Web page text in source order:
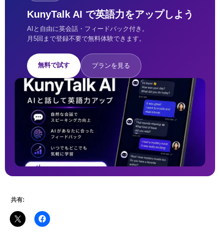
KunyTalk AI で英語力をアップしよう
AIと自由に英会話・フィードバック付き。
月5回まで登録不要で無料体験できます。
無料で試す プランを見る
共有: